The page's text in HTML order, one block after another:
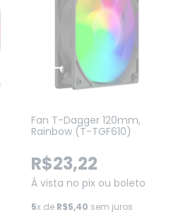
Fan T-Dagger 120mm,
Rainbow (T-TGF610)
R$23,22
Á vista no pix ou boleto
5x de R$5,40 sem juros